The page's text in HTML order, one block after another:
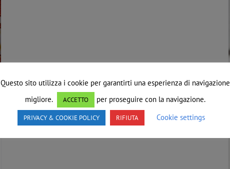
Questo sito utilizza i cookie per garantirti una esperienza di navigazione
migliore.
ACCETTO per proseguire con la navigazione.
PRIVACY & COOKIE POLICY RIFIUTA Cookie settings